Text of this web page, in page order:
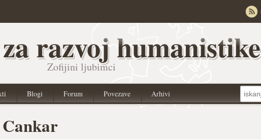
razvoj humanistike
Zofijini ljubimci
Blogi Forum Povezave Arhivi